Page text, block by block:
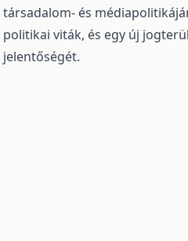
társadalom- és
politikai viták, és egy új
jelentőségét.